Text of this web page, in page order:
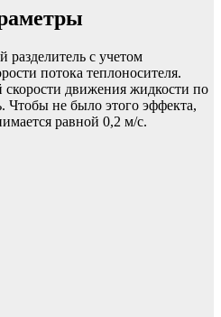
разделитель с учетом
потока теплоносителя.
движения жидкости по
Чтобы не было этого эффекта,
равной 0,2 м/с.